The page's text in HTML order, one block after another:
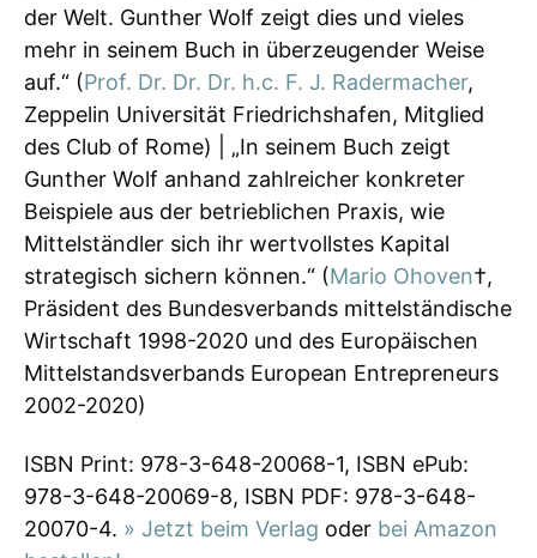
der Welt. Gunther Wolf zeigt dies und vieles
mehr in seinem Buch in überzeugender Weise
auf.“ (Prof. Dr. Dr. Dr. h.c. F. J. Radermacher,
Zeppelin Universität Friedrichshafen, Mitglied
des Club of Rome) | „In seinem Buch zeigt
Gunther Wolf anhand zahlreicher konkreter
Beispiele aus der betrieblichen Praxis, wie
Mittelständler sich ihr wertvollstes Kapital
strategisch sichern können.“ (Mario Ohoven†,
Präsident des Bundesverbands mittelständische
Wirtschaft 1998-2020 und des Europäischen
Mittelstandsverbands European Entrepreneurs
2002-2020)
ISBN Print: 978-3-648-20068-1, ISBN ePub:
978-3-648-20069-8, ISBN PDF: 978-3-648-
20070-4. » Jetzt beim Verlag oder bei Amazon